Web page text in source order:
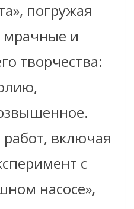
погружая
мрачные и
творчества:
включая
с
насосе»,